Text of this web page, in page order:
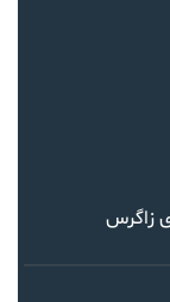
زاگرس